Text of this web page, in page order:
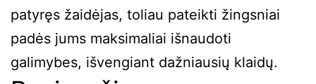
patyręs žaidėjas, toliau pateikti žingsniai
padės jums maksimaliai išnaudoti
galimybes, išvengiant dažniausių klaidų.